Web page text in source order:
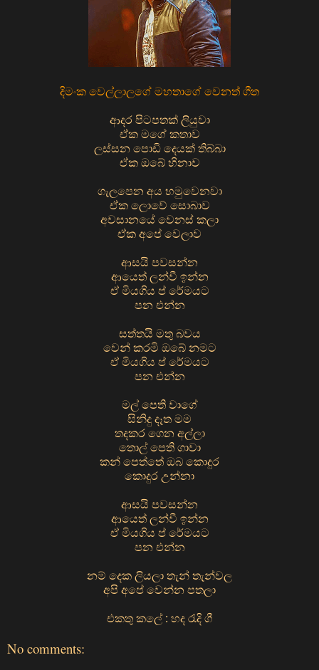
දිමංක වෙල්ලාලගේ මහතාගේ වෙනත් ගීත
ආදර පිටපතක් ලියුවා
ඒක මගේ කතාව
ලස්සන පොඩි දෙයක් තිබ්බා
ඒක ඔබේ හිනාව
ගැලපෙන අය හමුවෙනවා
ඒක ලොවේ සොබාව
අවසානයේ වෙනස් කලා
ඒක අපේ වෙලාව
ආසයි පවසන්න
ආයෙත් ලන්වී ඉන්න
ඒ මියගිය ප් රේමයට
පන එන්න
සත්තයි මතු බවය
වෙන් කරමි ඔබේ නමට
ඒ මියගිය ප් රේමයට
පන එන්න
මල් පෙති වාගේ
සිනිදු දෑත මම
තදකර ගෙන අල්ලා
තොල් පෙති ගාවා
කන් පෙත්තේ ඔබ කොදුර
කොදුර උන්නා
ආසයි පවසන්න
ආයෙත් ලන්වී ඉන්න
ඒ මියගිය ප් රේමයට
පන එන්න
නම් දෙක ලියලා තැන් තැන්වල
අපි අපේ වෙන්න පතලා
එකතු කලේ : හද රැදි ගී
No comments: